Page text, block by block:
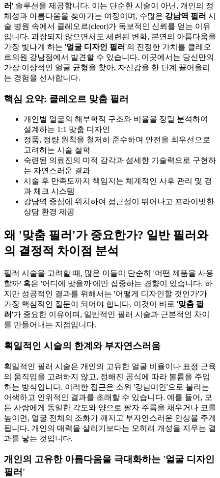
러' 솔루션을 제공합니다. 이는 단순한 시술이 아닌, 개인의 정
체성과 아름다움을 찾아가는 여정이며, 수많은 강남역 필러 시
술 병원 속에서 클레오르(cleor)가 독보적인 신뢰를 얻는 이유
입니다. 과장되지 않으면서도 세련된 변화, 본연의 아름다움을
가장 빛나게 하는 '얼굴 디자인 필러'의 진정한 가치를 클레오
르의원 강남점에서 발견할 수 있습니다. 이곳에서는 당신만의
가장 이상적인 얼굴 균형을 찾아, 자신감을 한 단계 끌어올리
는 경험을 선사합니다.
핵심 요약: 클레오르 맞춤 필러
개인별 얼굴의 해부학적 구조와 비율을 정밀 분석하여
설계하는 1:1 맞춤 디자인
정품, 정량 원칙을 철저히 준수하며 안전을 최우선으로
고려하는 시술 철학
숙련된 의료진의 미적 감각과 섬세한 기술력으로 구현하
는 자연스러운 결과
시술 후 만족도까지 책임지는 체계적인 사후 관리 및 경
과 체크 시스템
강남역 중심에 위치하여 접근성이 뛰어나고 프라이빗한
상담 환경 제공
왜 '맞춤 필러'가 중요한가? 일반 필러와
의 결정적 차이점 분석
필러 시술을 고려할 때, 많은 이들이 단순히 '어떤 제품을 사용
할까' 혹은 '어디에 맞을까'에만 집중하는 경향이 있습니다. 하
지만 성공적인 결과를 위해서는 '어떻게 디자인할 것인가'가
가장 핵심적인 질문이 되어야 합니다. 이것이 바로 '맞춤 필
러'가 중요한 이유이며, 일반적인 필러 시술과 근본적인 차이
를 만들어내는 지점입니다.
획일적인 시술의 한계와 부자연스러움
획일적인 필러 시술은 개인의 고유한 얼굴 비율이나 표정 근육
의 움직임을 고려하지 않고, 정해진 공식에 따라 볼륨을 주입
하는 방식입니다. 이러한 접근은 소위 '강남미인'으로 불리는
어색하고 인위적인 결과를 초래할 수 있습니다. 예를 들어, 모
든 사람에게 동일한 각도와 양으로 팔자 주름을 채우거나 코를
높이면, 얼굴 전체의 조화가 깨지고 부자연스러운 인상을 주게
됩니다. 개인의 매력을 살리기보다는 오히려 개성을 지우는 결
과를 낳는 것입니다.
개인의 고유한 아름다움을 극대화하는 '얼굴 디자인
필러'